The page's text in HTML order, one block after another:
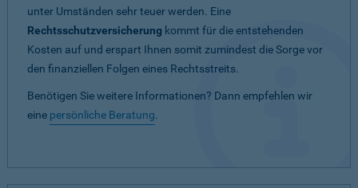
unter Umständen sehr teuer werden. Eine
Rechtsschutzversicherung kommt für die entstehenden
Kosten auf und erspart Ihnen somit zumindest die Sorge vor
den finanziellen Folgen eines Rechtsstreits.
Benötigen Sie weitere Informationen? Dann empfehlen wir
eine persönliche Beratung.